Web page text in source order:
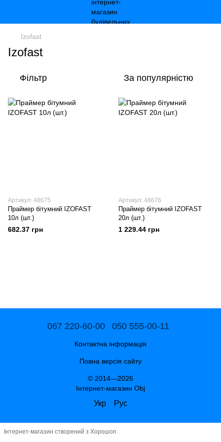
Izofast
Izofast
Фільтр За популярністю
Артикул: 48675
Праймер бітумний IZOFAST
10л (шт.)
682.37 грн
Артикул: 48676
Праймер бітумний IZOFAST
20л (шт.)
1 229.44 грн
067 220-60-00 050 555-00-11
Контактна інформація
Повна версія сайту
© 2014—2026
Інтернет-магазин Obj
Укр Рус
Інтернет-магазин створений з Хорошоп